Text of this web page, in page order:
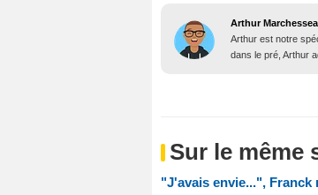
Arthur
Arthur est notre
dans le pré, Arthur
Sur le même
"J'avais envie...", Franck